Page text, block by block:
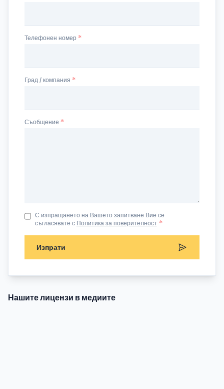
Съобщение
Телефонен номер
Град / компания
С изпращането на Вашето запитване Вие се
съгласявате с Политика за поверителност *
Изпрати
Нашите лицензи в медиите